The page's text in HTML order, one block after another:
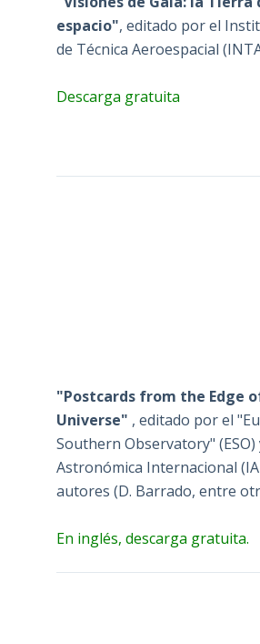
espacio", editado por el
de Técnica Aeroespacial
Descarga gratuita
"Postcards from the Edge
Universe" , editado por el
Southern Observatory"
Astronómica Internacional
autores (D. Barrado, entre
En inglés, descarga gratuita.